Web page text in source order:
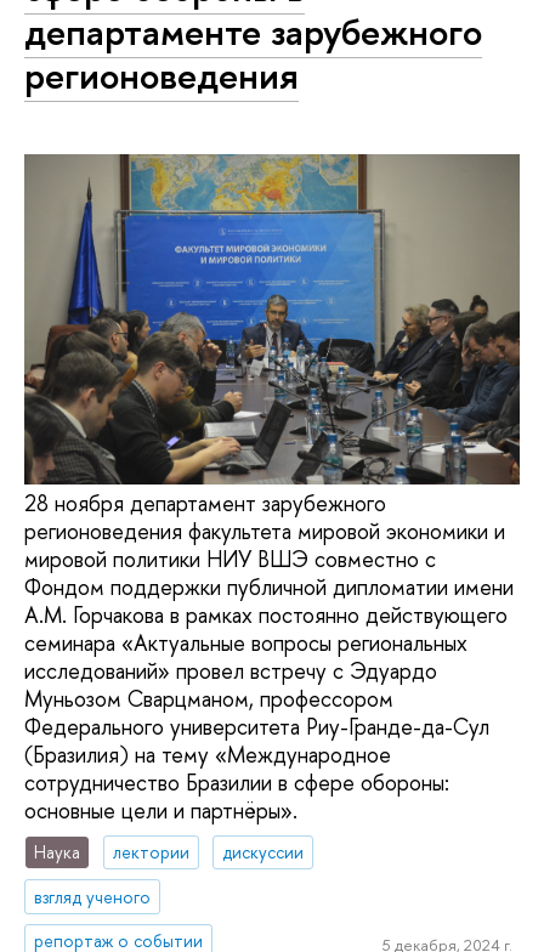
департаменте зарубежного
регионоведения
28 ноября департамент зарубежного
регионоведения факультета мировой экономики и
мировой политики НИУ ВШЭ совместно с
Фондом поддержки публичной дипломатии имени
А.М. Горчакова в рамках постоянно действующего
семинара «Актуальные вопросы региональных
исследований» провел встречу с Эдуардо
Муньозом Сварцманом, профессором
Федерального университета Риу-Гранде-да-Сул
(Бразилия) на тему «Международное
сотрудничество Бразилии в сфере обороны:
основные цели и партнёры».
Наука лектории
дискуссии
взгляд ученого
репортаж о событии
5 декабря, 2024 г.